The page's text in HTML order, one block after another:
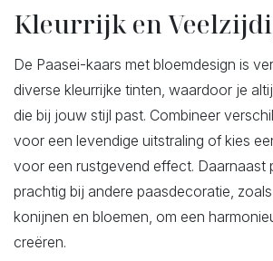
Kleurrijk en
De Paasei-kaars met bloemdesign is
diverse kleurrijke tinten, waardoor je
die bij jouw stijl past. Combineer
voor een levendige uitstraling of kies
voor een rustgevend effect. Daarnaast
prachtig bij andere paasdecoratie,
konijnen en bloemen, om een
creëren.